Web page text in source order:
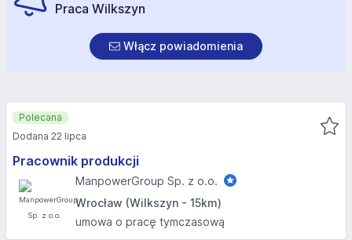
Praca Wilkszyn
Włącz powiadomienia
Pracownik produkcji
ManpowerGroup Sp. z o.o.
Wrocław (Wilkszyn - 15km)
umowa o pracę tymczasową
Polecana
Dodana 22 lipca